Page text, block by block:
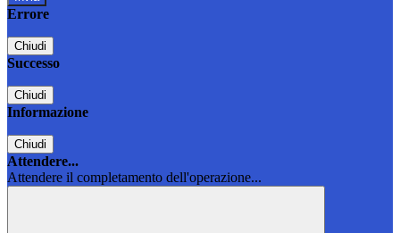
Errore
Chiudi
Successo
Chiudi
Informazione
Chiudi
Attendere...
Attendere il completamento dell'operazione...